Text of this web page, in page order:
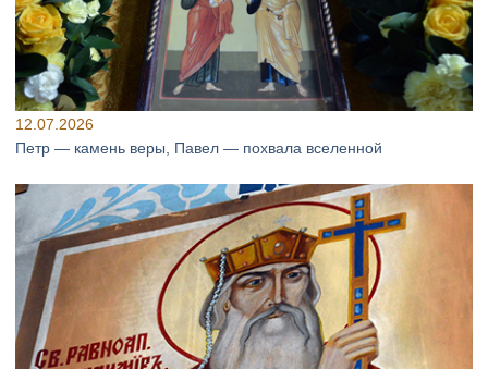
12.07.2026
Петр — камень веры, Павел — похвала вселенной